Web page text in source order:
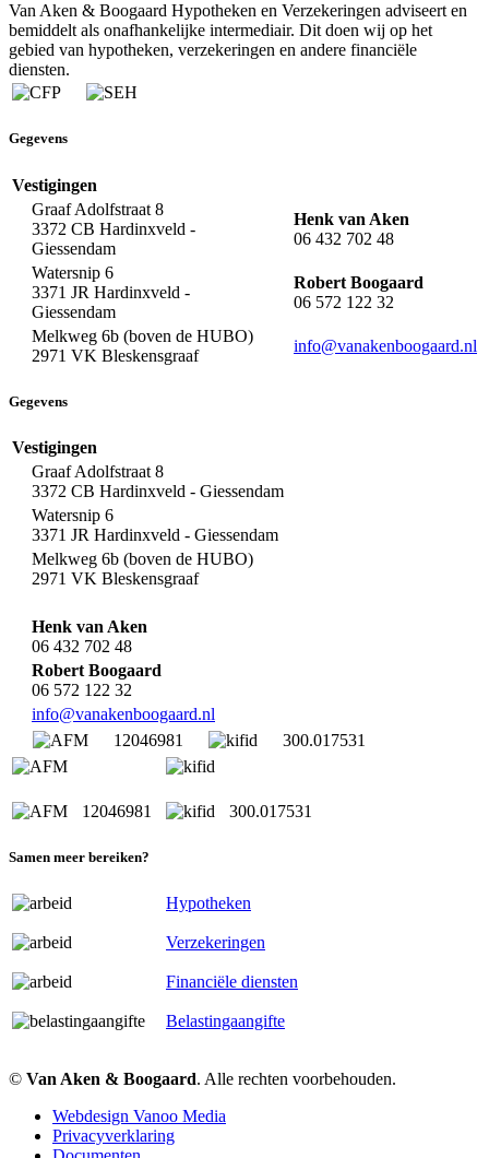
Van Aken & Boogaard Hypotheken en Verzekeringen adviseert en
bemiddelt als onafhankelijke intermediair. Dit doen wij op het
gebied van hypotheken, verzekeringen en andere financiële
diensten.
Gegevens
Vestigingen
Graaf Adolfstraat 8
3372 CB Hardinxveld -
Giessendam
Henk van Aken
06 432 702 48
Watersnip 6
3371 JR Hardinxveld -
Giessendam
Robert Boogaard
06 572 122 32
Melkweg 6b (boven de HUBO)
2971 VK Bleskensgraaf
info@vanakenboogaard.nl
Gegevens
Vestigingen
Graaf Adolfstraat 8
3372 CB Hardinxveld - Giessendam
Watersnip 6
3371 JR Hardinxveld - Giessendam
Melkweg 6b (boven de HUBO)
2971 VK Bleskensgraaf
Henk van Aken
06 432 702 48
Robert Boogaard
06 572 122 32
info@vanakenboogaard.nl
12046981
300.017531
12046981 300.017531
Samen meer bereiken?
Hypotheken
Verzekeringen
Financiële diensten
Belastingaangifte
© Van Aken & Boogaard. Alle rechten voorbehouden.
Webdesign Vanoo Media
Privacyverklaring